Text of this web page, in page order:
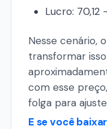
Lucro: 70,12
Nesse cenário,
transformar
com esse
folga para
E se você